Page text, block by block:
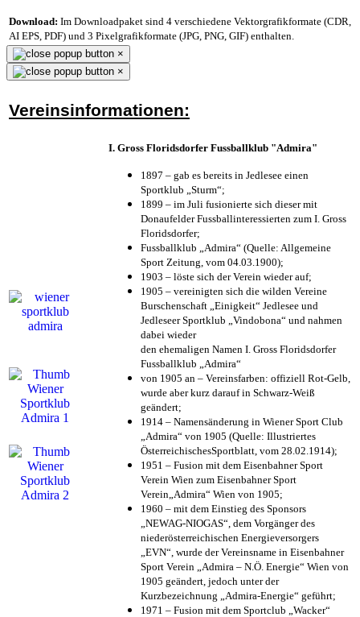
Download: Im Downloadpaket sind 4 verschiedene Vektorgrafikformate (CDR,
AI EPS, PDF) und 3 Pixelgrafikformate (JPG, PNG, GIF) enthalten.
×
×
Vereinsinformationen:
I. Gross Floridsdorfer Fussballklub "Admira"
1897 – gab es bereits in Jedlesee einen
Sportklub „Sturm“;
1899 – im Juli fusionierte sich dieser mit
Donaufelder Fussballinteressierten zum I. Gross
Floridsdorfer;
Fussballklub „Admira“ (Quelle: Allgemeine
Sport Zeitung, vom 04.03.1900);
1903 – löste sich der Verein wieder auf;
1905 – vereinigten sich die wilden Vereine
Burschenschaft „Einigkeit“ Jedlesee und
Jedleseer Sportklub „Vindobona“ und nahmen
dabei wieder
den ehemaligen Namen I. Gross Floridsdorfer
Fussballklub „Admira“
von 1905 an – Vereinsfarben: offiziell Rot-Gelb,
wurde aber kurz darauf in Schwarz-Weiß
geändert;
1914 – Namensänderung in Wiener Sport Club
„Admira“ von 1905 (Quelle: Illustriertes
ÖsterreichischesSportblatt, vom 28.02.1914);
1951 – Fusion mit dem Eisenbahner Sport
Verein Wien zum Eisenbahner Sport
Verein„Admira“ Wien von 1905;
1960 – mit dem Einstieg des Sponsors
„NEWAG-NIOGAS“, dem Vorgänger des
niederösterreichischen Energieversorgers
„EVN“, wurde der Vereinsname in Eisenbahner
Sport Verein „Admira – N.Ö. Energie“ Wien von
1905 geändert, jedoch unter der
Kurzbezeichnung „Admira-Energie“ geführt;
1971 – Fusion mit dem Sportclub „Wacker“